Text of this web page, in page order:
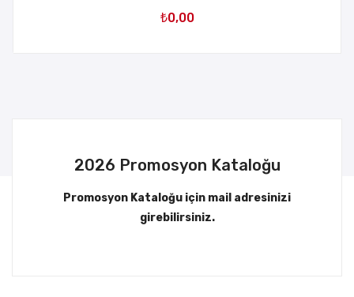
₺0,00
2026 Promosyon Kataloğu
Promosyon Kataloğu için mail adresinizi
girebilirsiniz.